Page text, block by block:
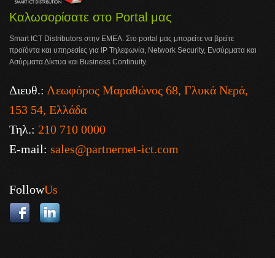
Καλωσορίσατε στο Portal μας
Smart ICT Distributors στην ΕΜΕΑ. Στο portal μας μπορείτε να βρείτε
προϊόντα και υπηρεσίες για IP Τηλεφωνία, Network Security, Ενσύρματα και
Ασύρματα Δίκτυα και Business Continuity.
Διευθ.: Λεωφόρος Μαραθώνος 68, Γλυκά Νερά,
153 54, Ελλάδα
Τηλ.: 210 710 0000
E-mail: sales@partnernet-ict.com
FollowUs